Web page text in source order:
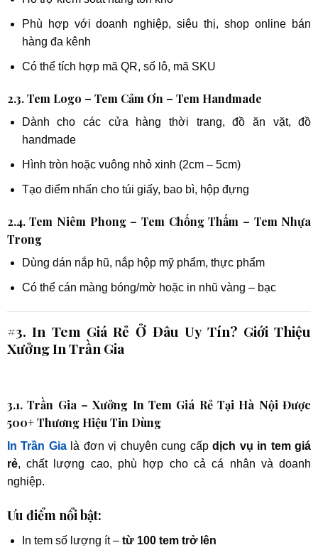
Phù hợp với doanh nghiệp, siêu thị, shop online bán
hàng đa kênh
Có thể tích hợp mã QR, số lô, mã SKU
2.3. Tem Logo – Tem Cảm Ơn – Tem Handmade
Dành cho các cửa hàng thời trang, đồ ăn vặt, đồ
handmade
Hình tròn hoặc vuông nhỏ xinh (2cm – 5cm)
Tạo điểm nhấn cho túi giấy, bao bì, hộp đựng
2.4. Tem Niêm Phong – Tem Chống Thấm – Tem Nhựa
Trong
Dùng dán nắp hũ, nắp hộp mỹ phẩm, thực phẩm
Có thể cán màng bóng/mờ hoặc in nhũ vàng – bạc
#3. In Tem Giá Rẻ Ở Đâu Uy Tín? Giới Thiệu
Xưởng In Trần Gia
3.1. Trần Gia – Xưởng In Tem Giá Rẻ Tại Hà Nội Được
500+ Thương Hiệu Tin Dùng
In Trần Gialà đơn vị chuyên cung cấpdịch vụ in tem giá
rẻ, chất lượng cao, phù hợp cho cả cá nhân và doanh
nghiệp.
Ưu điểm nổi bật:
In tem số lượng ít – từ 100 tem trở lên